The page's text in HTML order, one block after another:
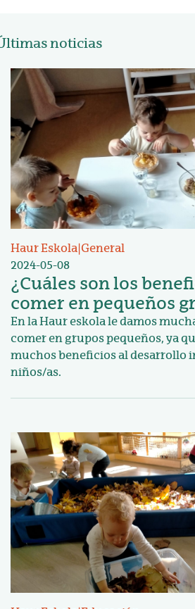
noticias
Irudia
Haur Eskola|General
2024-05-08
¿Cuáles son los
comer en pequeños
En la Haur eskola le damos
comer en grupos pequeños, ya
muchos beneficios al desarrollo
niños/as.
Irudia